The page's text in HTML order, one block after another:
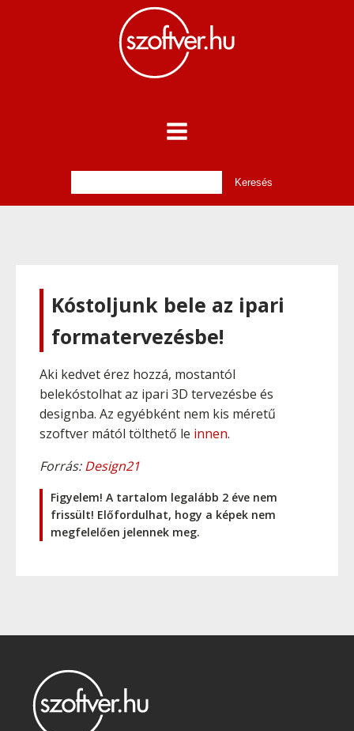
Kóstoljunk bele az ipari
formatervezésbe!
Aki kedvet érez hozzá, mostantól
belekóstolhat az ipari 3D tervezésbe és
designba. Az egyébként nem kis méretű
szoftver mától tölthető le innen.
Forrás:Design21
Figyelem! A tartalom legalább 2 éve nem
frissült! Előfordulhat, hogy a képek nem
megfelelően jelennek meg.